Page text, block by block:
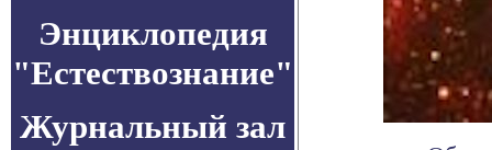
Энциклопедия
"Естествознание"
Журнальный зал